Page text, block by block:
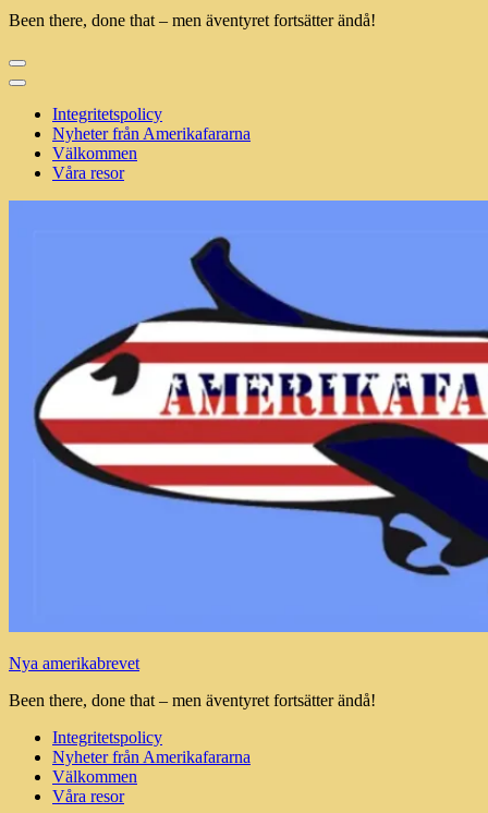
Been there, done that – men äventyret fortsätter ändå!
Integritetspolicy
Nyheter från Amerikafararna
Välkommen
Våra resor
Nya amerikabrevet
Been there, done that – men äventyret fortsätter ändå!
Integritetspolicy
Nyheter från Amerikafararna
Välkommen
Våra resor